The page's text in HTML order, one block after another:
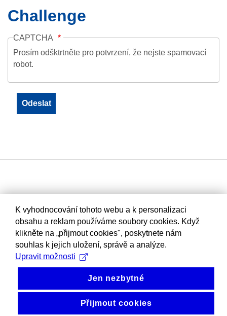
Challenge
CAPTCHA
Prosím odšktrtněte pro potvrzení, že nejste spamovací
robot.
K vyhodnocování tohoto webu a k personalizaci
obsahu a reklam používáme soubory cookies. Když
klikněte na „přijmout cookies", poskytnete nám
souhlas k jejich uložení, správě a analýze.
Upravit možnosti
Jen nezbytné
Přijmout cookies